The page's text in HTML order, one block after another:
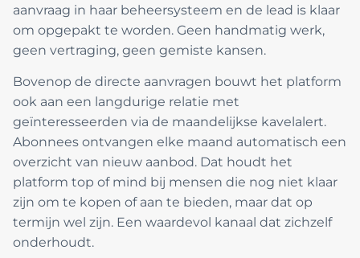
aanvraag in haar beheersysteem en de lead is klaar
om opgepakt te worden. Geen handmatig werk,
geen vertraging, geen gemiste kansen.
Bovenop de directe aanvragen bouwt het platform
ook aan een langdurige relatie met
geïnteresseerden via de maandelijkse kavelalert.
Abonnees ontvangen elke maand automatisch een
overzicht van nieuw aanbod. Dat houdt het
platform top of mind bij mensen die nog niet klaar
zijn om te kopen of aan te bieden, maar dat op
termijn wel zijn. Een waardevol kanaal dat zichzelf
onderhoudt.